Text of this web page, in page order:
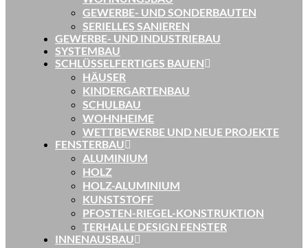
GEWERBE- UND SONDERBAUTEN
SERIELLES SANIEREN
GEWERBE- UND INDUSTRIEBAU
SYSTEMBAU
SCHLÜSSELFERTIGES BAUEN
HÄUSER
KINDERGARTENBAU
SCHULBAU
WOHNHEIME
WETTBEWERBE UND NEUE PROJEKTE
FENSTERBAU
ALUMINIUM
HOLZ
HOLZ-ALUMINIUM
KUNSTSTOFF
PFOSTEN-RIEGEL-KONSTRUKTION
TERHALLE DESIGN FENSTER
INNENAUSBAU